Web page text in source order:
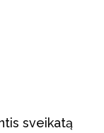
sveikatą